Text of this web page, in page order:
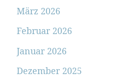
März 2026
Februar 2026
Januar 2026
Dezember 2025